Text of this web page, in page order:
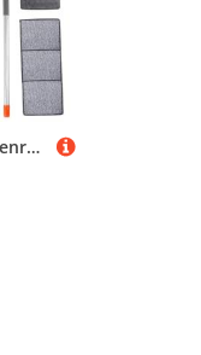
Wandreiniger und Fußleistenreiniger,Ausziehbarer Fliesenreiniger Wischmopp mit 6 wiederverwendbar Pads,Multifunktionale Quadratische Platte Langem Griff Fliesenreiniger Fliesenwischer Fensterputzer